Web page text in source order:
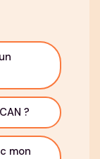
?
mon